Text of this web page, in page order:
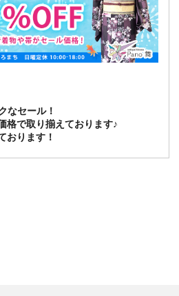
なセール！
格で取り揃えております♪
おります！